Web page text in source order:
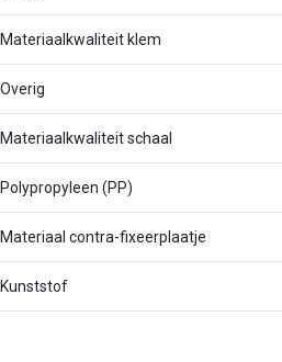
Materiaalkwaliteit klem
Overig
Materiaalkwaliteit schaal
Polypropyleen (PP)
Materiaal contra-fixeerplaatje
Kunststof